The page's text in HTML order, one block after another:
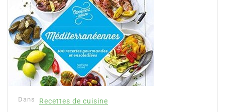
Dans Recettes de cuisine